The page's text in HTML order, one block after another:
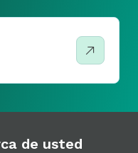
de usted